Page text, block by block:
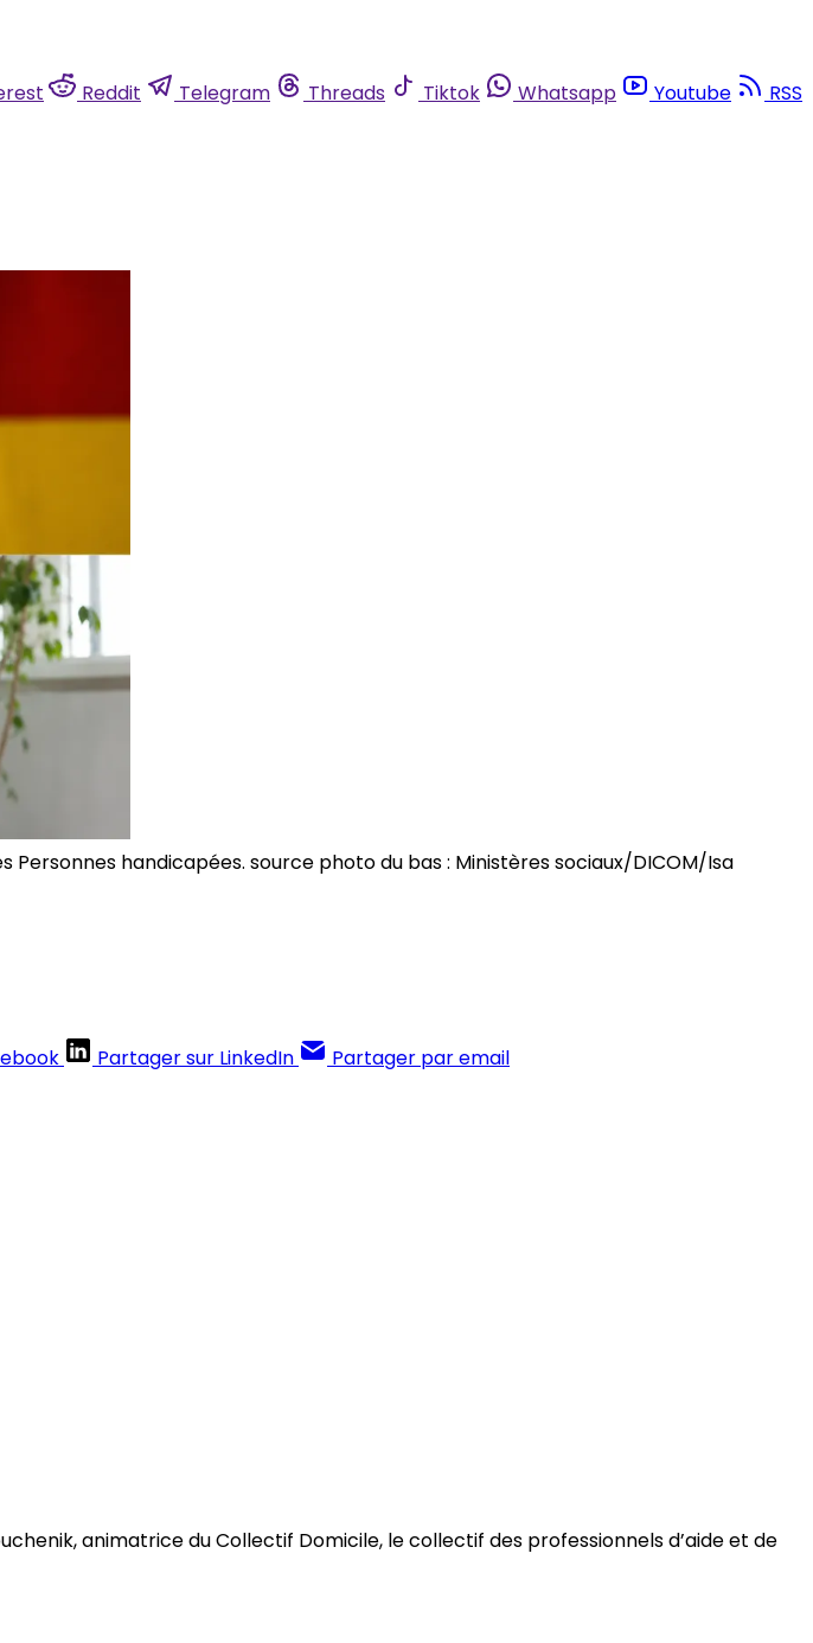
Reddit Telegram Threads Tiktok Whatsapp Youtube
RSS
Personnes handicapées. source photo du bas : Ministères sociaux/DICOM/Isa
Partager sur LinkedIn Partager par email
animatrice du Collectif Domicile, le collectif des professionnels d’aide et de